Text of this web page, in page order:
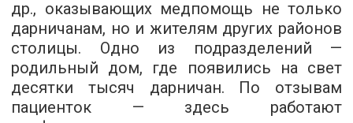
др., оказывающих медпомощь не только
дарничанам, но и жителям других районов
столицы. Одно из подразделений —
родильный дом, где появились на свет
десятки тысяч дарничан. По отзывам
пациенток — здесь работают